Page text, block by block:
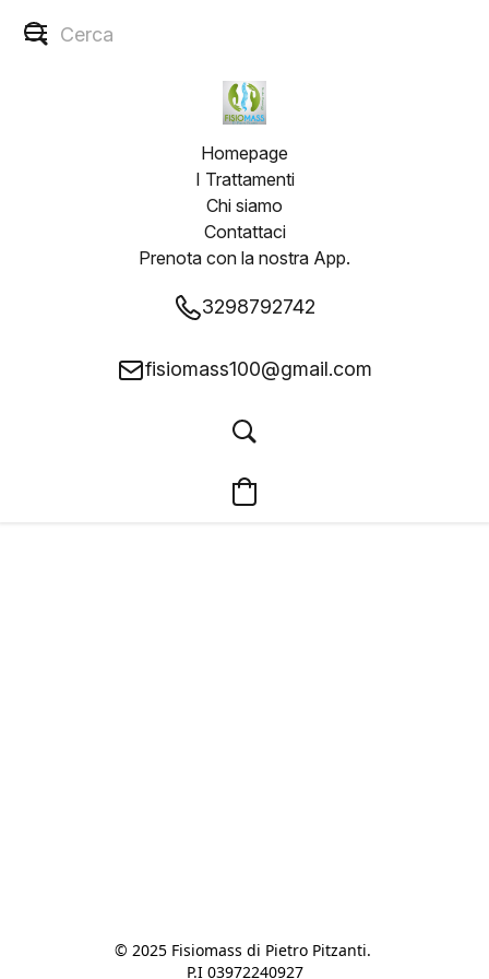
Homepage
I Trattamenti
Chi siamo
Contattaci
Prenota con la nostra App.
3298792742
fisiomass100@gmail.com
© 2025 Fisiomass di Pietro Pitzanti.
P.I 03972240927